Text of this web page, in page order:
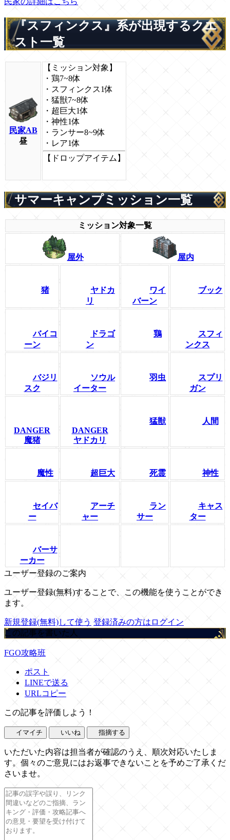
『スフィンクス』系が出現するクエ
スト一覧
民家AB
昼
【ミッション対象】
・鶏7~8体
・スフィンクス1体
・猛獣7~8体
・超巨大1体
・神性1体
・ランサー8~9体
・レア1体
【ドロップアイテム】
サマーキャンプミッション一覧
ミッション対象一覧
屋外 屋内
猪
ヤドカ
リ
ワイ
バーン
ブック
バイコ
ーン
ドラゴ
ン
鶏
スフィ
ンクス
バジリ
スク
ソウル
イーター
羽虫
スプリ
ガン
DANGER
魔猪
DANGER
ヤドカリ
猛獣 人間
魔性 超巨大 死霊 神性
セイバ
ー
アーチ
ャー
ラン
サー
キャス
ター
バーサ
ーカー
ユーザー登録のご案内
ユーザー登録(無料)することで、この機能を使うことができ
ます。
新規登録(無料)して使う 登録済みの方はログイン
この記事を書いた人
FGO攻略班
ポスト
LINEで送る
URLコピー
この記事を評価しよう！
イマイチ いいね 指摘する
いただいた内容は担当者が確認のうえ、順次対応いたしま
す。個々のご意見にはお返事できないことを予めご了承くだ
さいませ。